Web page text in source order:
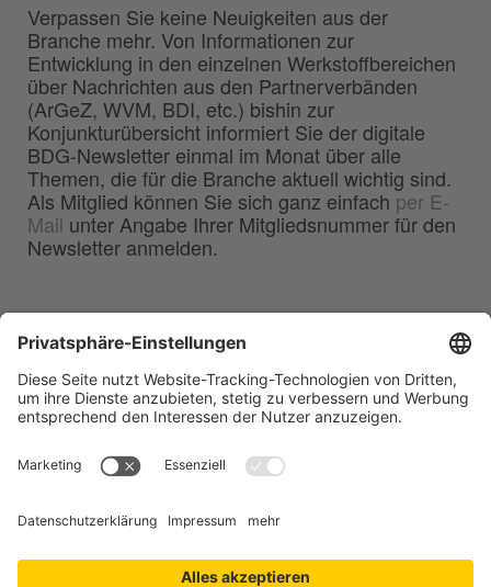
Verpassen Sie keine Neuigkeiten aus der
Branche mehr. Von Informationen zur
Entwicklung in den einzelnen Werkstoffbereichen
über Nachrichten aus den Partnerverbänden
(ArGeZ, WVM, BDI, etc.) bishin zur
Konjunkturübersicht informiert Sie der digitale
BDG-Newsletter einmal im Monat über alle
Themen, die für die Branche aktuell wichtig sind.
Als Mitglied können Sie sich ganz einfach per E-
Mail unter Angabe Ihrer Mitgliedsnummer für den
Newsletter anmelden.
Deutschen Gießerei-Industrie e.V.
40549 Düsseldorf
Telefon:0211 - 68 71 - 03
0211 - 68 71 - 3333